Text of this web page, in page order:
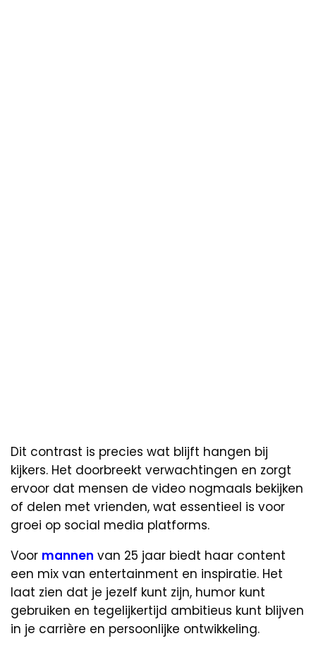
Dit contrast is precies wat blijft hangen bij
kijkers. Het doorbreekt verwachtingen en zorgt
ervoor dat mensen de video nogmaals bekijken
of delen met vrienden, wat essentieel is voor
groei op social media platforms.
Voor mannen van 25 jaar biedt haar content
een mix van entertainment en inspiratie. Het
laat zien dat je jezelf kunt zijn, humor kunt
gebruiken en tegelijkertijd ambitieus kunt blijven
in je carrière en persoonlijke ontwikkeling.